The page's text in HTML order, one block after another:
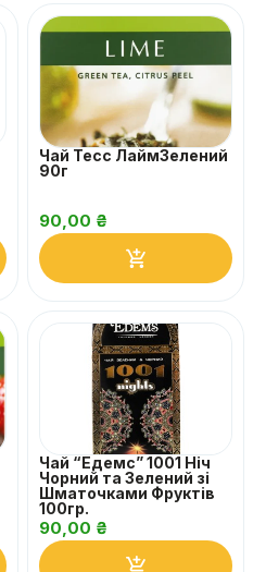
Чай Тесс ЛаймЗелений
90г
90,00 ₴
Чай “Едемс” 1001 Ніч
Чорний та Зелений зі
Шматочками Фруктів
100гр.
90,00 ₴